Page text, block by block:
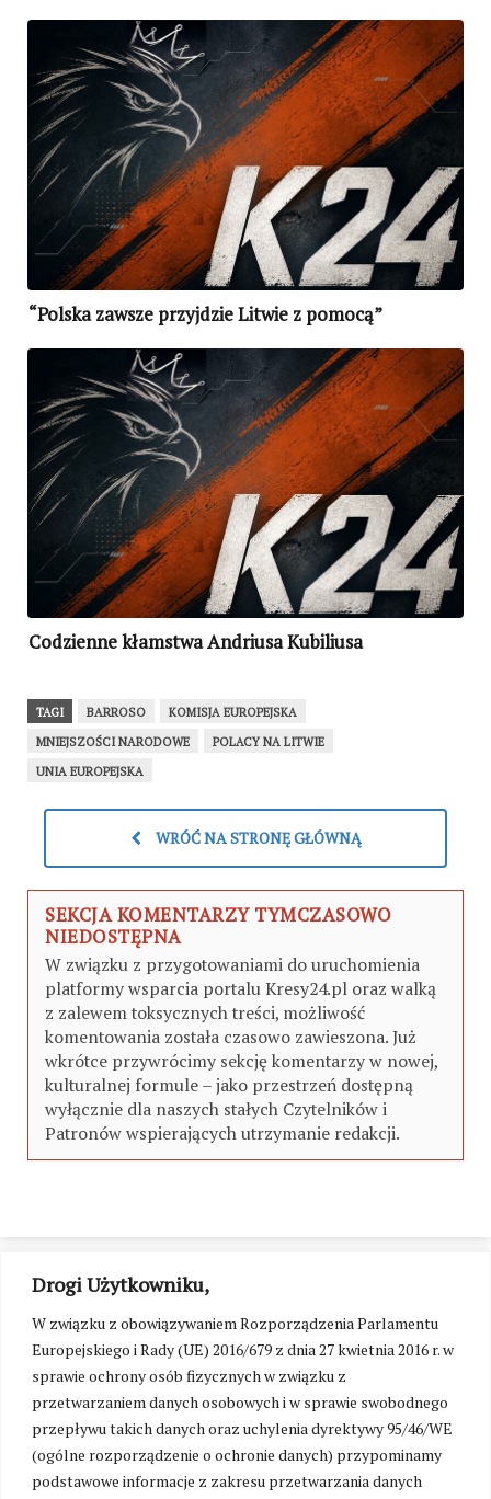
Drogi Użytkowniku,
W związku z obowiązywaniem Rozporządzenia Parlamentu
Europejskiego i Rady (UE) 2016/679 z dnia 27 kwietnia 2016 r. w
sprawie ochrony osób fizycznych w związku z
przetwarzaniem danych osobowych i w sprawie swobodnego
przepływu takich danych oraz uchylenia dyrektywy 95/46/WE
(ogólne rozporządzenie o ochronie danych) przypominamy
podstawowe informacje z zakresu przetwarzania danych
“Polska zawsze przyjdzie Litwie z pomocą”
Codzienne kłamstwa Andriusa Kubiliusa
TAGI BARROSO
KOMISJA EUROPEJSKA
MNIEJSZOŚCI NARODOWE
POLACY NA LITWIE
UNIA EUROPEJSKA
WRÓĆ NA STRONĘ GŁÓWNĄ
SEKCJA KOMENTARZY TYMCZASOWO
NIEDOSTĘPNA
W związku z przygotowaniami do uruchomienia
platformy wsparcia portalu Kresy24.pl oraz walką
z zalewem toksycznych treści, możliwość
komentowania została czasowo zawieszona. Już
wkrótce przywrócimy sekcję komentarzy w nowej,
kulturalnej formule – jako przestrzeń dostępną
wyłącznie dla naszych stałych Czytelników i
Patronów wspierających utrzymanie redakcji.